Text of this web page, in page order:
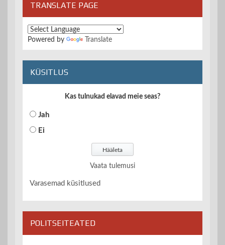
TRANSLATE PAGE
Powered by Translate
KÜSITLUS
Kas tulnukad elavad meie seas?
Jah
Ei
Vaata tulemusi
Varasemad küsitlused
POLITSEITEATED